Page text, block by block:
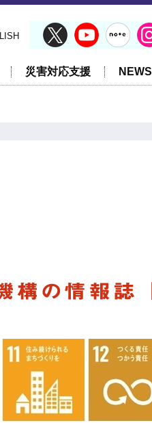
災害対応支援 NEWS